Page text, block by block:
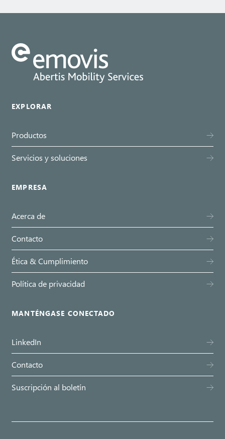
EXPLORAR
Productos
Servicios y soluciones
EMPRESA
Acerca de
Contacto
Ética & Cumplimiento
Política de privacidad
MANTÉNGASE CONECTADO
LinkedIn
Contacto
Suscripción al boletín